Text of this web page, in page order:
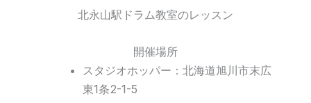
北永山駅ドラム教室のレッスン
開催場所
スタジオホッパー：北海道旭川市末広
東1条2-1-5